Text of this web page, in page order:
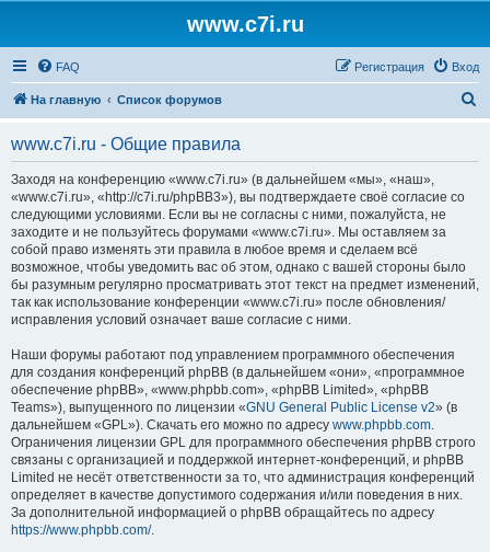
www.c7i.ru
FAQ Вход
Регистрация
На главную Список форумов
www.c7i.ru - Общие правила
Заходя на конференцию «www.c7i.ru» (в дальнейшем «мы», «наш»,
«www.c7i.ru», «http://c7i.ru/phpBB3»), вы подтверждаете своё согласие со
следующими условиями. Если вы не согласны с ними, пожалуйста, не
заходите и не пользуйтесь форумами «www.c7i.ru». Мы оставляем за
собой право изменять эти правила в любое время и сделаем всё
возможное, чтобы уведомить вас об этом, однако с вашей стороны было
бы разумным регулярно просматривать этот текст на предмет изменений,
так как использование конференции «www.c7i.ru» после обновления/
исправления условий означает ваше согласие с ними.
Наши форумы работают под управлением программного обеспечения
для создания конференций phpBB (в дальнейшем «они», «программное
обеспечение phpBB», «www.phpbb.com», «phpBB Limited», «phpBB
Teams»), выпущенного по лицензии «GNU General Public License v2» (в
дальнейшем «GPL»). Скачать его можно по адресу www.phpbb.com.
Ограничения лицензии GPL для программного обеспечения phpBB строго
связаны с организацией и поддержкой интернет-конференций, и phpBB
Limited не несёт ответственности за то, что администрация конференций
определяет в качестве допустимого содержания и/или поведения в них.
За дополнительной информацией о phpBB обращайтесь по адресу
https://www.phpbb.com/.